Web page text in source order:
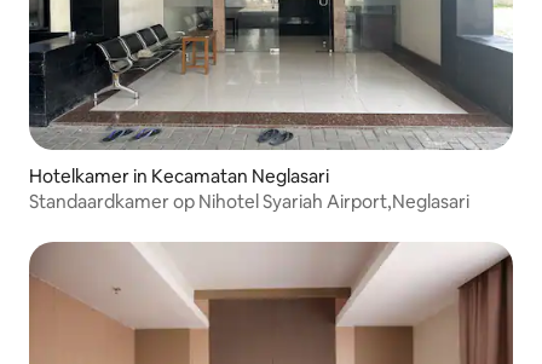
Hotelkamer in Kecamatan Neglasari
Standaardkamer op Nihotel Syariah Airport,Neglasari